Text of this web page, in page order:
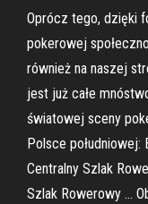
Oprócz tego, dzięki
pokerowej
również na naszej
jest już całe
światowej sceny
Polsce południowej:
Centralny Szlak
Szlak Rowerowy …